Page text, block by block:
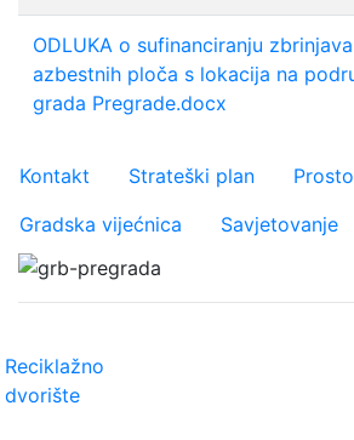
ODLUKA o sufinanciranju
azbestnih ploča s lokacija na
grada Pregrade.docx
Važniji linkovi
Kontakt Strateški plan
Gradska vijećnica
Savjetovanje
Reciklažno
dvorište